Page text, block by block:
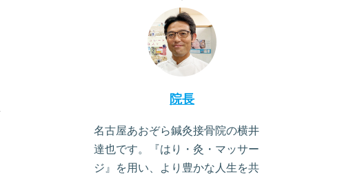
院長
名古屋あおぞら鍼灸接骨院の横井
達也です。『はり・灸・マッサー
ジ』を用い、より豊かな人生を共